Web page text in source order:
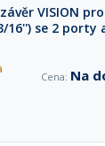
VISION
(3/16'') se 2
Na